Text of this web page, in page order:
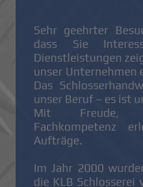
Sehr geehrter
dass Sie
Dienstleistungen
unser Unternehmen
Das
unser Beruf – es ist
Mit Freude,
Fachkompetenz
Aufträge.
Im Jahr 2000
die KLB Schlosserei